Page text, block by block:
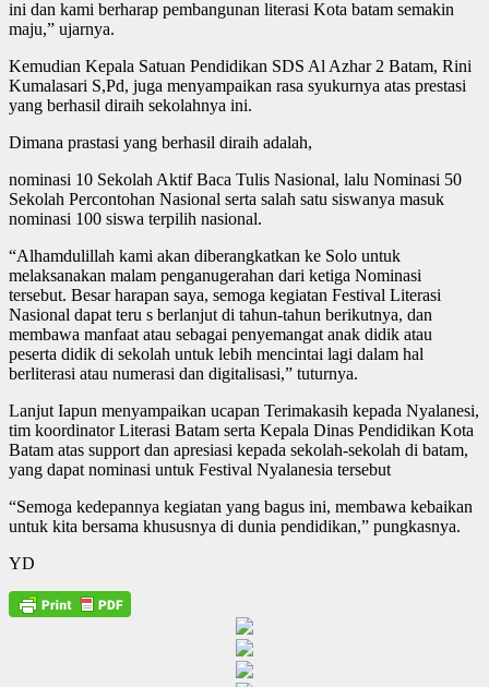
ini dan kami berharap pembangunan literasi Kota batam semakin
maju,” ujarnya.
Kemudian Kepala Satuan Pendidikan SDS Al Azhar 2 Batam, Rini
Kumalasari S,Pd, juga menyampaikan rasa syukurnya atas prestasi
yang berhasil diraih sekolahnya ini.
Dimana prastasi yang berhasil diraih adalah,
nominasi 10 Sekolah Aktif Baca Tulis Nasional, lalu Nominasi 50
Sekolah Percontohan Nasional serta salah satu siswanya masuk
nominasi 100 siswa terpilih nasional.
“Alhamdulillah kami akan diberangkatkan ke Solo untuk
melaksanakan malam penganugerahan dari ketiga Nominasi
tersebut. Besar harapan saya, semoga kegiatan Festival Literasi
Nasional dapat teru s berlanjut di tahun-tahun berikutnya, dan
membawa manfaat atau sebagai penyemangat anak didik atau
peserta didik di sekolah untuk lebih mencintai lagi dalam hal
berliterasi atau numerasi dan digitalisasi,” tuturnya.
Lanjut Iapun menyampaikan ucapan Terimakasih kepada Nyalanesi,
tim koordinator Literasi Batam serta Kepala Dinas Pendidikan Kota
Batam atas support dan apresiasi kepada sekolah-sekolah di batam,
yang dapat nominasi untuk Festival Nyalanesia tersebut
“Semoga kedepannya kegiatan yang bagus ini, membawa kebaikan
untuk kita bersama khususnya di dunia pendidikan,” pungkasnya.
YD